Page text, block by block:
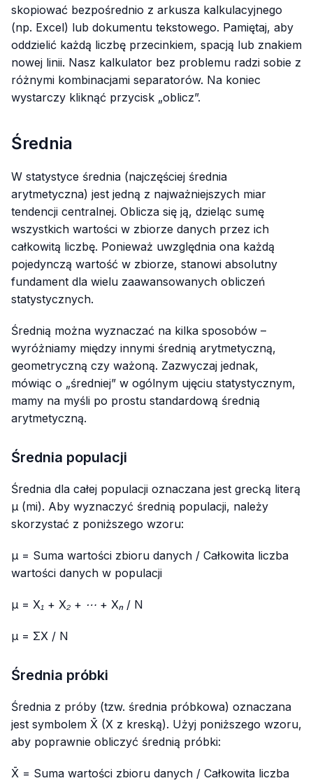
skopiować bezpośrednio z arkusza kalkulacyjnego
(np. Excel) lub dokumentu tekstowego. Pamiętaj, aby
oddzielić każdą liczbę przecinkiem, spacją lub znakiem
nowej linii. Nasz kalkulator bez problemu radzi sobie z
różnymi kombinacjami separatorów. Na koniec
wystarczy kliknąć przycisk „oblicz”.
Średnia
W statystyce średnia (najczęściej średnia
arytmetyczna) jest jedną z najważniejszych miar
tendencji centralnej. Oblicza się ją, dzieląc sumę
wszystkich wartości w zbiorze danych przez ich
całkowitą liczbę. Ponieważ uwzględnia ona każdą
pojedynczą wartość w zbiorze, stanowi absolutny
fundament dla wielu zaawansowanych obliczeń
statystycznych.
Średnią można wyznaczać na kilka sposobów –
wyróżniamy między innymi średnią arytmetyczną,
geometryczną czy ważoną. Zazwyczaj jednak,
mówiąc o „średniej” w ogólnym ujęciu statystycznym,
mamy na myśli po prostu standardową średnią
arytmetyczną.
Średnia populacji
Średnia dla całej populacji oznaczana jest grecką literą
μ (mi). Aby wyznaczyć średnią populacji, należy
skorzystać z poniższego wzoru:
μ = Suma wartości zbioru danych / Całkowita liczba
wartości danych w populacji
μ = X₁ + X₂ + ⋯ + Xₙ / N
μ = ΣX / N
Średnia próbki
Średnia z próby (tzw. średnia próbkowa) oznaczana
jest symbolem X̄ (X z kreską). Użyj poniższego wzoru,
aby poprawnie obliczyć średnią próbki:
X̄ = Suma wartości zbioru danych / Całkowita liczba